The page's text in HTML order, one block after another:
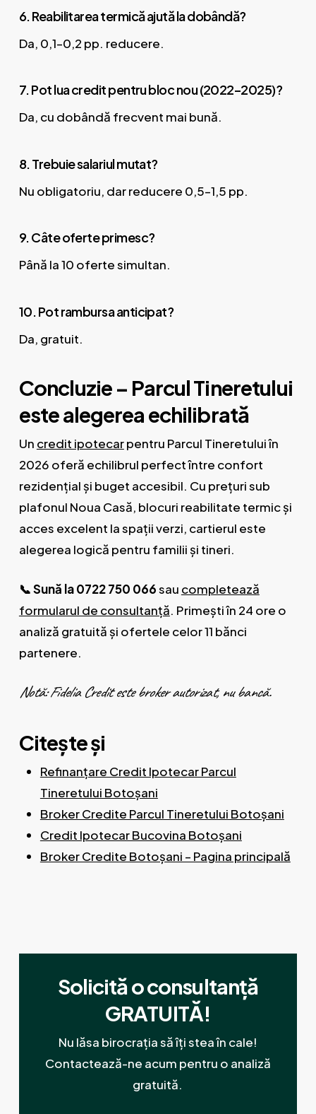
6. Reabilitarea termică ajută la dobândă?
Da, 0,1–0,2 pp. reducere.
7. Pot lua credit pentru bloc nou (2022–2025)?
Da, cu dobândă frecvent mai bună.
8. Trebuie salariul mutat?
Nu obligatoriu, dar reducere 0,5–1,5 pp.
9. Câte oferte primesc?
Până la 10 oferte simultan.
10. Pot rambursa anticipat?
Da, gratuit.
Concluzie – Parcul Tineretului
este alegerea echilibrată
Un credit ipotecarpentru Parcul Tineretului în
2026 oferă echilibrul perfect între confort
rezidențial și buget accesibil. Cu prețuri sub
plafonul Noua Casă, blocuri reabilitate termic și
acces excelent la spații verzi, cartierul este
alegerea logică pentru familii și tineri.
📞 Sună la 0722 750 066sau completează
formularul de consultanță. Primești în 24 ore o
analiză gratuită și ofertele celor 11 bănci
partenere.
Notă: Fidelia Credit este broker autorizat, nu bancă.
Citește și
Refinanțare Credit Ipotecar Parcul
Tineretului Botoșani
Broker Credite Parcul Tineretului Botoșani
Credit Ipotecar Bucovina Botoșani
Broker Credite Botoșani – Pagina principală
Solicită o consultanță
GRATUITĂ!
Nu lăsa birocrația să îți stea în cale!
Contactează-ne acum pentru o analiză
gratuită.